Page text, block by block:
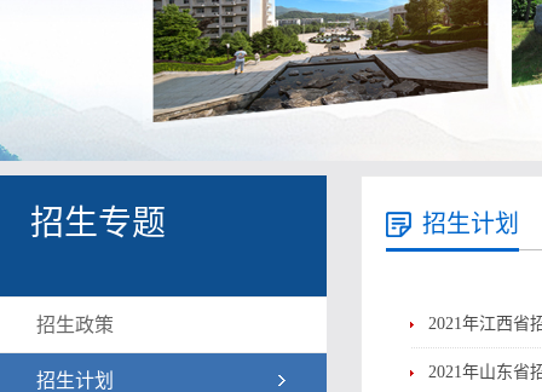
招生专题
招生政策
招生计划
招生计划
2021年江西省
2021年山东省